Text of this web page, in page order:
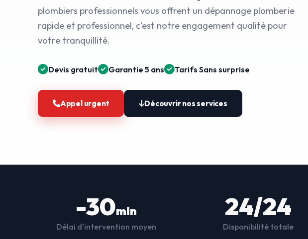
plombiers professionnels vous offrent un dépannage plomberie
rapide et professionnel, c'est notre engagement qualité pour
votre tranquillité.
Devis gratuit Garantie 5 ans Tarifs Sans surprise
Appel urgent Découvrir nos services
-30min
Délai d'intervention moyen
24/24
Disponibilité totale